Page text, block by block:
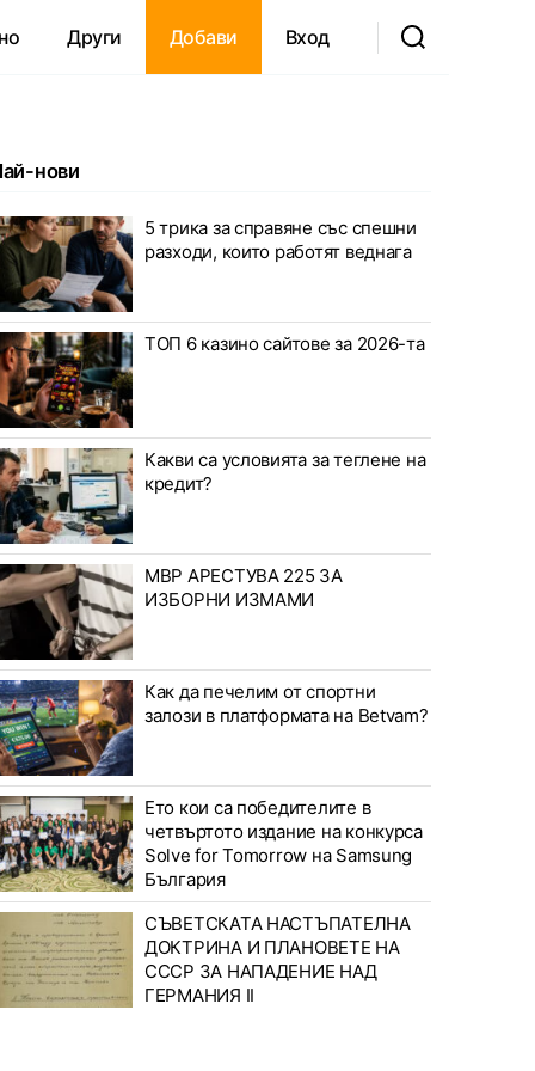
Други Добави Вход
нови
5 трика за справяне със спешни
разходи, които работят веднага
ТОП 6 казино сайтове за 2026-та
Какви са условията за теглене на
кредит?
МВР АРЕСТУВА 225 ЗА
ИЗБОРНИ ИЗМАМИ
Как да печелим от спортни
залози в платформата на Betvam?
Ето кои са победителите в
четвъртото издание на конкурса
Solve for Tomorrow на Samsung
България
СЪВЕТСКАТА НАСТЪПАТЕЛНА
ДОКТРИНА И ПЛАНОВЕТЕ НА
СССР ЗА НАПАДЕНИЕ НАД
ГЕРМАНИЯ II